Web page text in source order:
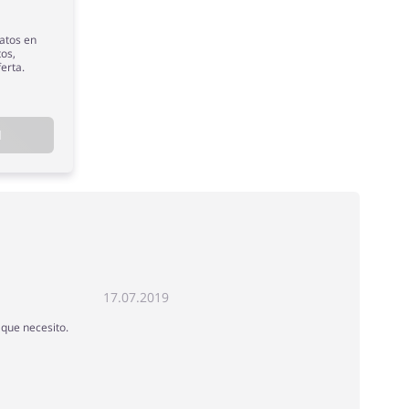
en
17.07.2019
necesito.